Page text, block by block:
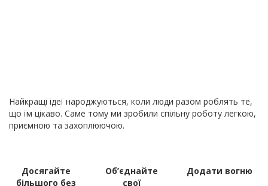
Найкращі ідеї народжуються, коли люди разом роблять те,
що їм цікаво. Саме тому ми зробили спільну роботу легкою,
приємною та захоплюючою.
Досягайте
більшого без
Об’єднайте
свої
Додати вогню